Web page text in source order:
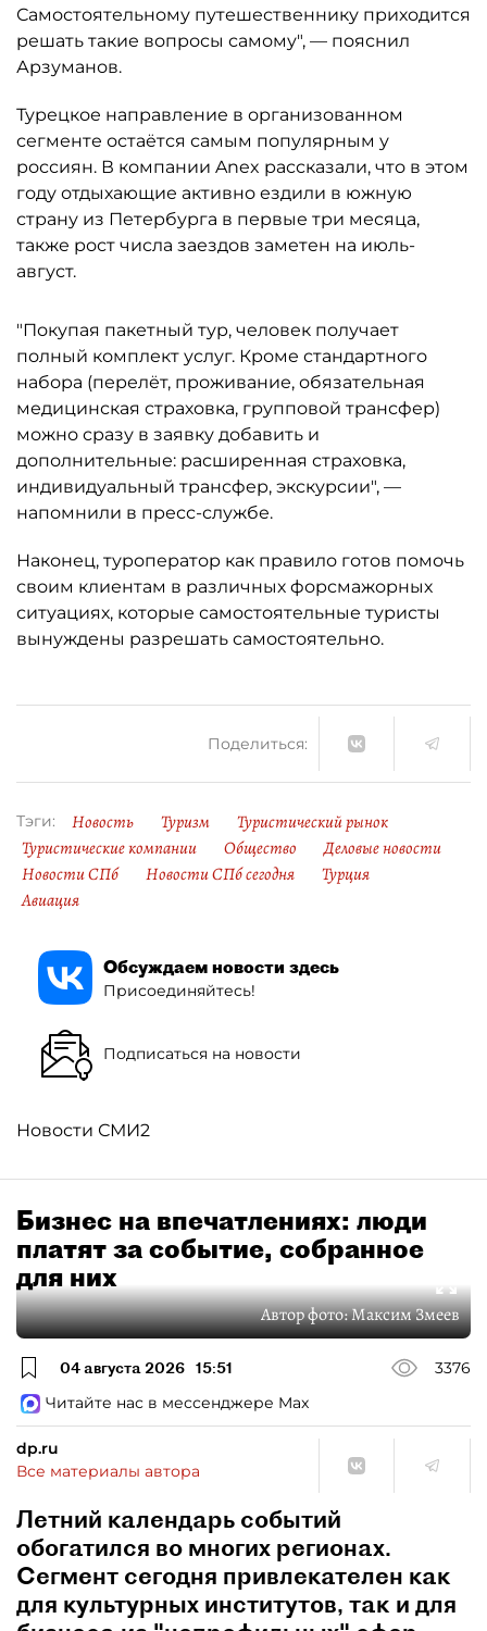
Самостоятельному путешественнику приходится
решать такие вопросы самому", — пояснил
Арзуманов.
Турецкое направление в организованном
сегменте остаётся самым популярным у
россиян. В компании Anex рассказали, что в этом
году отдыхающие активно ездили в южную
страну из Петербурга в первые три месяца,
также рост числа заездов заметен на июль-
август.
"Покупая пакетный тур, человек получает
полный комплект услуг. Кроме стандартного
набора (перелёт, проживание, обязательная
медицинская страховка, групповой трансфер)
можно сразу в заявку добавить и
дополнительные: расширенная страховка,
индивидуальный трансфер, экскурсии", —
напомнили в пресс-службе.
Наконец, туроператор как правило готов помочь
своим клиентам в различных форсмажорных
ситуациях, которые самостоятельные туристы
вынуждены разрешать самостоятельно.
Поделиться:
Тэги: Новость Туризм
Туристический рынок
Туристические компании
Общество
Деловые новости
Новости СПб
Новости СПб сегодня
Турция
Авиация
Обсуждаем новости здесь
Присоединяйтесь!
Подписаться на новости
Новости СМИ2
Бизнес на впечатлениях: люди
платят за событие, собранное
для них
Автор фото:Максим Змеев
04 августа 2026 15:51
3376
Читайте нас в мессенджере Max
dp.ru
Все материалы автора
Летний календарь событий
обогатился во многих регионах.
Сегмент сегодня привлекателен как
для культурных институтов, так и для